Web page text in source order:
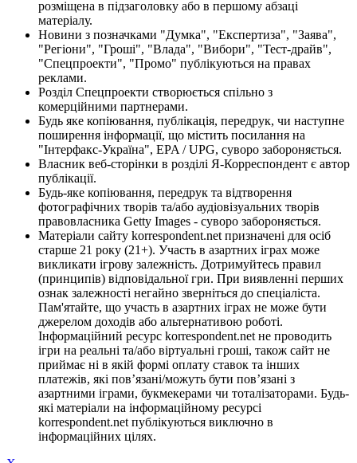
розміщена в підзаголовку або в першому абзаці
матеріалу.
Новини з позначками "Думка", "Експертиза", "Заява",
"Регіони", "Гроші", "Влада", "Вибори", "Тест-драйв",
"Спецпроекти", "Промо" публікуються на правах
реклами.
Розділ Спецпроекти створюється спільно з
комерційними партнерами.
Будь яке копіювання, публікація, передрук, чи наступне
поширення інформації, що містить посилання на
"Інтерфакс-Україна", EPA / UPG, суворо забороняється.
Власник веб-сторінки в розділі Я-Корреспондент є автор
публікації.
Будь-яке копіювання, передрук та відтворення
фотографічних творів та/або аудіовізуальних творів
правовласника Getty Images - суворо забороняється.
Матеріали сайту korrespondent.net призначені для осіб
старше 21 року (21+). Участь в азартних іграх може
викликати ігрову залежність. Дотримуйтесь правил
(принципів) відповідальної гри. При виявленні перших
ознак залежності негайно зверніться до спеціаліста.
Пам'ятайте, що участь в азартних іграх не може бути
джерелом доходів або альтернативою роботі.
Інформаційний ресурс korrespondent.net не проводить
ігри на реальні та/або віртуальні гроші, також сайт не
приймає ні в якій формі оплату ставок та інших
платежів, які пов’язані/можуть бути пов’язані з
азартними іграми, букмекерами чи тоталізаторами. Будь-
які матеріали на інформаційному ресурсі
korrespondent.net публікуються виключно в
інформаційних цілях.